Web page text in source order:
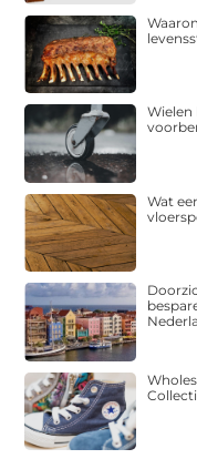
Wielen
Wat